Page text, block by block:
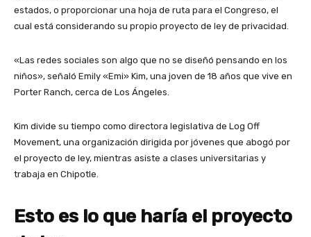
estados, o proporcionar una hoja de ruta para el Congreso, el
cual está considerando su propio proyecto de ley de privacidad.
«Las redes sociales son algo que no se diseñó pensando en los
niños», señaló Emily «Emi» Kim, una joven de 18 años que vive en
Porter Ranch, cerca de Los Ángeles.
Kim divide su tiempo como directora legislativa de Log Off
Movement, una organización dirigida por jóvenes que abogó por
el proyecto de ley, mientras asiste a clases universitarias y
trabaja en Chipotle.
Esto es lo que haría el proyecto